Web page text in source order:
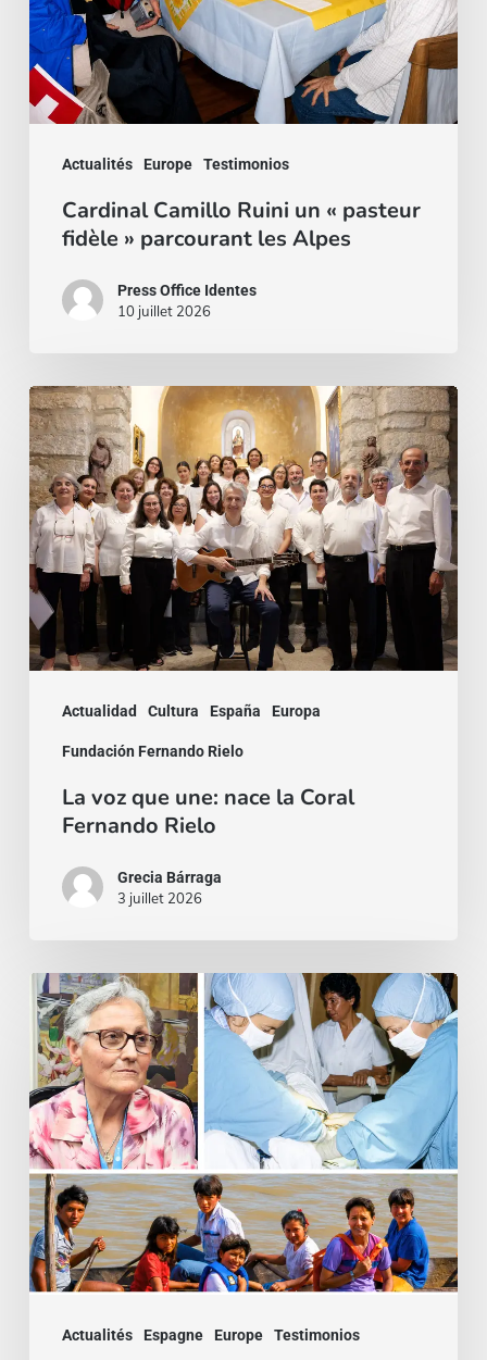
Actualités Europe Testimonios
fidèle
»
parcourant
les
Alpes
Cardinal Camillo Ruini un « pasteur
fidèle » parcourant les Alpes
Press Office Identes
10 juillet 2026
Actualidad Cultura España Europa
Fundación Fernando Rielo
La
voz
que
une:
nace
la
Coral
Fernando
La voz que une: nace la Coral
Fernando Rielo
Grecia Bárraga
3 juillet 2026
Actualités Espagne Europe Testimonios
La
ambición
de
los
santos
es
única:
poner
nido